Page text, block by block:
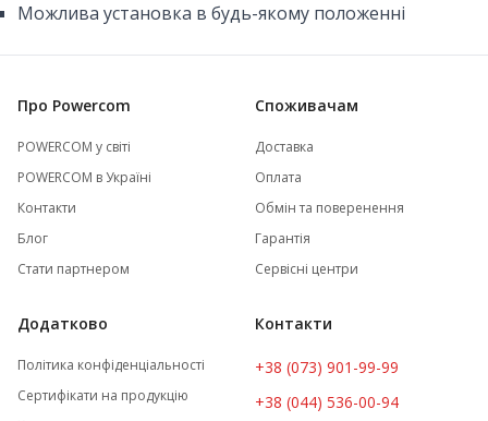
Можлива установка в будь-якому положенні
Про Powercom
POWERCOM у світі
POWERCOM в Україні
Контакти
Блог
Стати партнером
Споживачам
Доставка
Оплата
Обмін та поверенення
Гарантія
Сервісні центри
Додатково
Політика конфіденціальності
Сертифікати на продукцію
Контакти
+38 (073) 901-99-99
+38 (044) 536-00-94